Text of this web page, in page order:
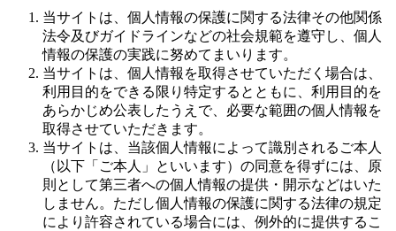
当サイトは、個人情報の保護に関する法律その他関係
法令及びガイドラインなどの社会規範を遵守し、個人
情報の保護の実践に努めてまいります。
当サイトは、個人情報を取得させていただく場合は、
利用目的をできる限り特定するとともに、利用目的を
あらかじめ公表したうえで、必要な範囲の個人情報を
取得させていただきます。
当サイトは、当該個人情報によって識別されるご本人
（以下「ご本人」といいます）の同意を得ずには、原
則として第三者への個人情報の提供・開示などはいた
しません。ただし個人情報の保護に関する法律の規定
により許容されている場合には、例外的に提供するこ